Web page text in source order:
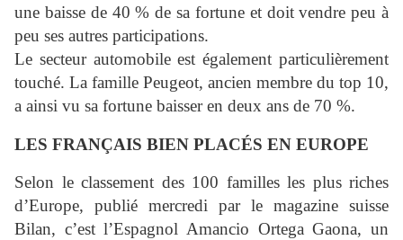
une baisse de 40 % de sa fortune et doit vendre peu à
peu ses autres participations.
Le secteur automobile est également particulièrement
touché. La famille Peugeot, ancien membre du top 10,
a ainsi vu sa fortune baisser en deux ans de 70 %.
LES FRANÇAIS BIEN PLACÉS EN EUROPE
Selon le classement des 100 familles les plus riches
d’Europe, publié mercredi par le magazine suisse
Bilan, c’est l’Espagnol Amancio Ortega Gaona, un